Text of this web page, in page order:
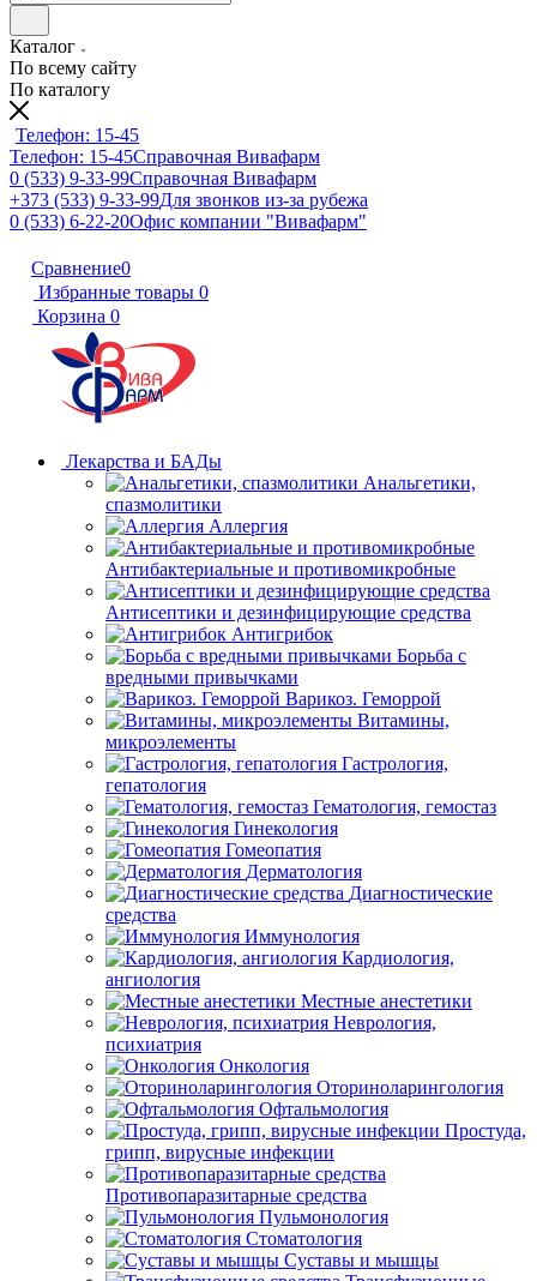
Каталог
По всему сайту
По каталогу
Телефон: 15-45
Телефон: 15-45Справочная Вивафарм
0 (533) 9-33-99Справочная Вивафарм
+373 (533) 9-33-99Для звонков из-за рубежа
0 (533) 6-22-20Офис компании "Вивафарм"
Сравнение0
Избранные товары 0
Корзина 0
Лекарства и БАДы
Анальгетики,
спазмолитики
Аллергия
Антибактериальные и противомикробные
Антисептики и дезинфицирующие средства
Антигрибок
Борьба с
вредными привычками
Варикоз. Геморрой
Витамины,
микроэлементы
Гастрология,
гепатология
Гематология, гемостаз
Гинекология
Гомеопатия
Дерматология
Диагностические
средства
Иммунология
Кардиология,
ангиология
Местные анестетики
Неврология,
психиатрия
Онкология
Оториноларингология
Офтальмология
Простуда,
грипп, вирусные инфекции
Противопаразитарные средства
Пульмонология
Стоматология
Суставы и мышцы